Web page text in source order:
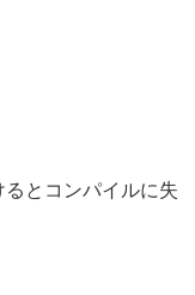
るとコンパイルに失